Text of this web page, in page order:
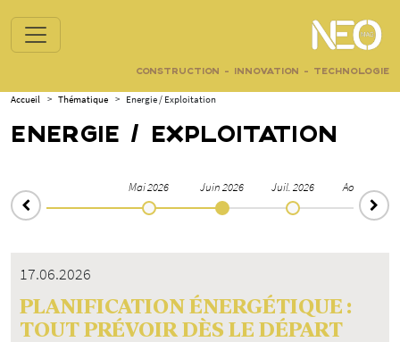
CONSTRUCTION - INNOVATION - TECHNOLOGIE
Accueil > Thématique > Energie / Exploitation
ENERGIE / EXPLOITATION
Mai 2026 Juin 2026 Juil. 2026 Août 2026
17.06.2026
PLANIFICATION ÉNERGÉTIQUE :
TOUT PRÉVOIR DÈS LE DÉPART